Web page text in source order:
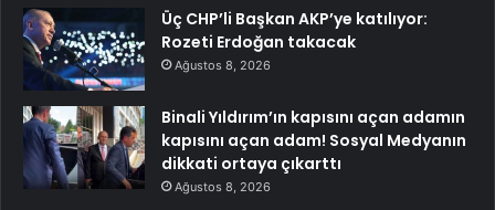
Üç CHP’li Başkan AKP’ye katılıyor:
Rozeti Erdoğan takacak
Ağustos 8, 2026
Binali Yıldırım’ın kapısını açan adamın
kapısını açan adam! Sosyal Medyanın
dikkati ortaya çıkarttı
Ağustos 8, 2026